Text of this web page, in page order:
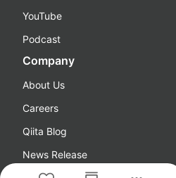
YouTube
Podcast
Company
About Us
Careers
Qiita Blog
News Release